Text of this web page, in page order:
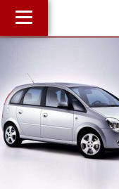
J
Наши услуги
Магазин
Библиотека